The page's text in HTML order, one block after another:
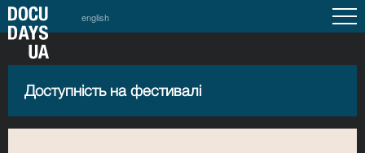
english
Доступність на фестивалі